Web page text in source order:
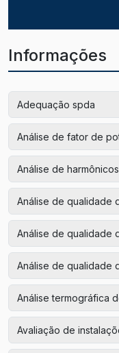
Informações
Adequação spda
Análise de fator de
Análise de
Análise de qualidade
Análise de qualidade
Análise de qualidade
Análise termográfica
Avaliação de